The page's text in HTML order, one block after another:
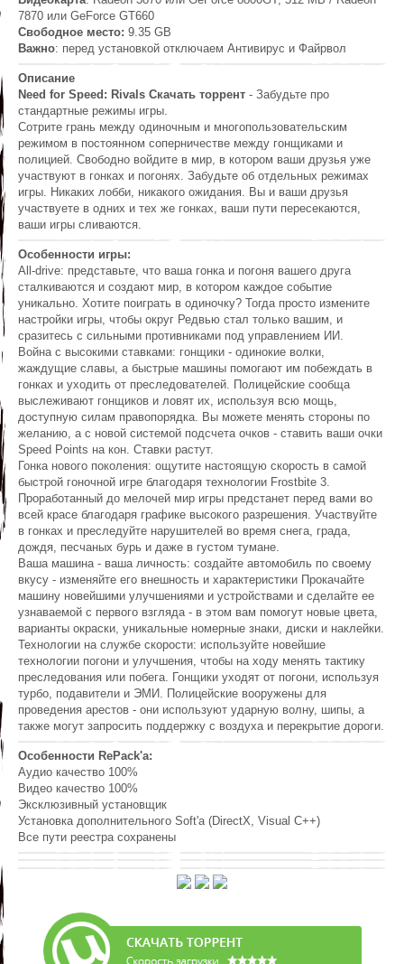
7870 или GeForce GT660
Свободное место: 9.35 GB
Важно: перед установкой отключаем Антивирус и Файрвол
Описание
Need for Speed: Rivals Скачать торрент - Забудьте про
стандартные режимы игры.
Сотрите грань между одиночным и многопользовательским
режимом в постоянном соперничестве между гонщиками и
полицией. Свободно войдите в мир, в котором ваши друзья уже
участвуют в гонках и погонях. Забудьте об отдельных режимах
игры. Никаких лобби, никакого ожидания. Вы и ваши друзья
участвуете в одних и тех же гонках, ваши пути пересекаются,
ваши игры сливаются.
Особенности игры:
All-drive: представьте, что ваша гонка и погоня вашего друга
сталкиваются и создают мир, в котором каждое событие
уникально. Хотите поиграть в одиночку? Тогда просто измените
настройки игры, чтобы округ Редвью стал только вашим, и
сразитесь с сильными противниками под управлением ИИ.
Война с высокими ставками: гонщики - одинокие волки,
жаждущие славы, а быстрые машины помогают им побеждать в
гонках и уходить от преследователей. Полицейские сообща
выслеживают гонщиков и ловят их, используя всю мощь,
доступную силам правопорядка. Вы можете менять стороны по
желанию, а с новой системой подсчета очков - ставить ваши очки
Speed Points на кон. Ставки растут.
Гонка нового поколения: ощутите настоящую скорость в самой
быстрой гоночной игре благодаря технологии Frostbite 3.
Проработанный до мелочей мир игры предстанет перед вами во
всей красе благодаря графике высокого разрешения. Участвуйте
в гонках и преследуйте нарушителей во время снега, града,
дождя, песчаных бурь и даже в густом тумане.
Ваша машина - ваша личность: создайте автомобиль по своему
вкусу - изменяйте его внешность и характеристики Прокачайте
машину новейшими улучшениями и устройствами и сделайте ее
узнаваемой с первого взгляда - в этом вам помогут новые цвета,
варианты окраски, уникальные номерные знаки, диски и наклейки.
Технологии на службе скорости: используйте новейшие
технологии погони и улучшения, чтобы на ходу менять тактику
преследования или побега. Гонщики уходят от погони, используя
турбо, подавители и ЭМИ. Полицейские вооружены для
проведения арестов - они используют ударную волну, шипы, а
также могут запросить поддержку с воздуха и перекрытие дороги.
Особенности RePack'a:
Аудио качество 100%
Видео качество 100%
Эксклюзивный установщик
Установка дополнительного Soft'a (DirectX, Visual C++)
Все пути реестра сохранены